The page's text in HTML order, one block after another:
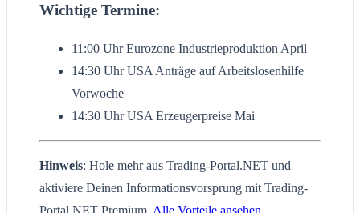
Wichtige Termine:
11:00 Uhr Eurozone Industrieproduktion April
14:30 Uhr USA Anträge auf Arbeitslosenhilfe
Vorwoche
14:30 Uhr USA Erzeugerpreise Mai
Hinweis: Hole mehr aus Trading-Portal.NET und
aktiviere Deinen Informationsvorsprung mit Trading-